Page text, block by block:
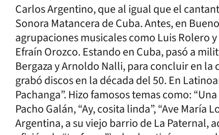
Carlos Argentino, que al igual que el
Sonora Matancera de Cuba. Antes, en
agrupaciones musicales como Luis Rolero
Efraín Orozco. Estando en Cuba, pasó a
Bergaza y Arnoldo Nalli, para concluir en
grabó discos en la década del 50. En
Pachanga”. Hizo famosos temas como:
Pacho Galán, “Ay, cosita linda”, “Ave María
Argentina, a su viejo barrio de La Paternal,